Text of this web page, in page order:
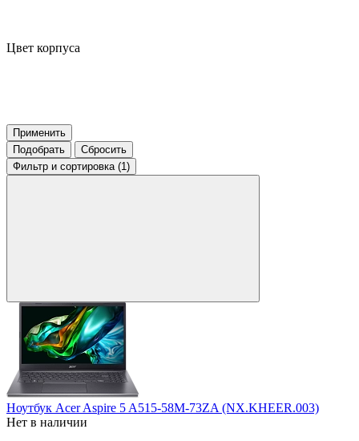
Цвет корпуса
Применить
Подобрать
Сбросить
Фильтр и сортировка (1)
Ноутбук Acer Aspire 5 A515-58M-73ZA (NX.KHEER.003)
Нет в наличии